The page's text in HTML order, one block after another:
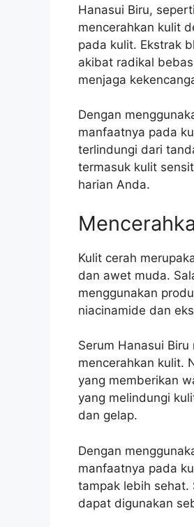
Hanasui Biru,
mencerahkan kulit
pada kulit. Ekstrak
akibat radikal
menjaga
Dengan
manfaatnya pada
terlindungi dari
termasuk kulit
harian Anda.
Kulit cerah
dan awet muda.
menggunakan
niacinamide dan
Serum Hanasui
mencerahkan kulit.
yang memberikan
yang melindungi
dan gelap.
Dengan
manfaatnya pada
tampak lebih sehat.
dapat digunakan